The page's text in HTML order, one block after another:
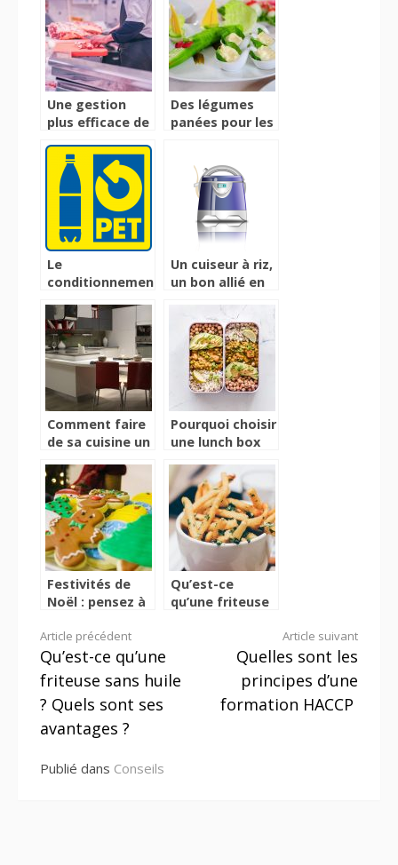
Une gestion
plus efficace de
avec un logiciel
de caisse
Des légumes
panées pour les
Le
conditionnement
jus pressé à
commercialiser
Un cuiseur à riz,
un bon allié en
Comment faire
de sa cuisine un
et élégant ?
Pourquoi choisir
une lunch box
Festivités de
Noël : pensez à
originales !
Qu’est-ce
qu’une friteuse
avantages ?
Lire
la
suite
Article précédent
Qu’est-ce qu’une
friteuse sans huile
? Quels sont ses
avantages ?
Article suivant
Quelles sont les
principes d’une
formation HACCP
Publié dans Conseils